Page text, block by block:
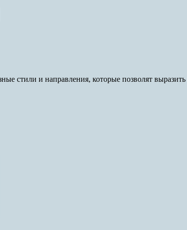
стили и направления, которые позволят